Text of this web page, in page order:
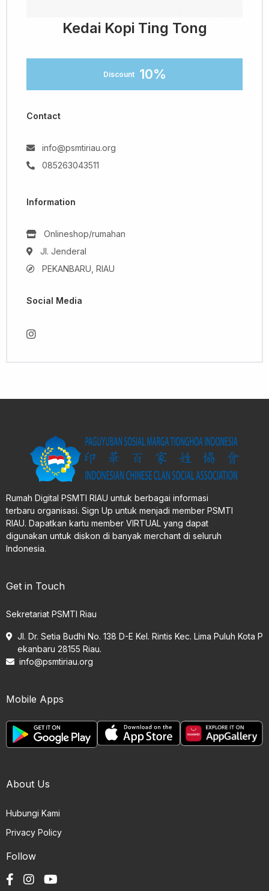
Kedai Kopi Ting Tong
Discount 10%
Contact
info@psmtiriau.org
085263043511
Information
Onlineshop/rumahan
Jl. Jenderal
PEKANBARU, RIAU
Social Media
Rumah Digital PSMTI RIAU untuk berbagai informasi
terbaru organisasi. Sign Up untuk menjadi member PSMTI
RIAU. Dapatkan kartu member VIRTUAL yang dapat
digunakan untuk diskon di banyak merchant di seluruh
Indonesia.
Get in Touch
Sekretariat PSMTI Riau
Jl. Dr. Setia Budhi No. 138 D-E Kel. Rintis Kec. Lima Puluh Kota P
ekanbaru 28155 Riau.
info@psmtiriau.org
Mobile Apps
About Us
Hubungi Kami
Privacy Policy
Follow